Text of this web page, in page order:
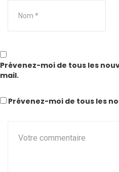
Prévenez-moi de tous les
mail.
Prévenez-moi de tous les